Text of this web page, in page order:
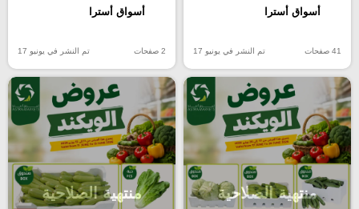
أسواق أسترا
41 صفحات تم النشر في يونيو 17
أسواق أسترا
2 صفحات تم النشر في يونيو 17
منتهية الصلاحية منتهية الصلاحية